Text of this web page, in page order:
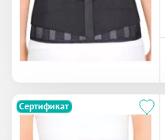
Сертификат